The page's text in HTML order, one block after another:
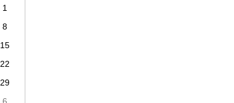
1
8
15
22
29
6